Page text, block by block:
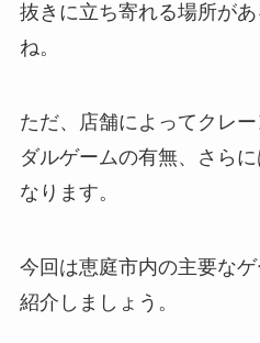
抜きに立ち寄れる場所が
ね。
ただ、店舗によってクレ
ダルゲームの有無、さら
なります。
今回は恵庭市内の主要な
紹介しましょう。